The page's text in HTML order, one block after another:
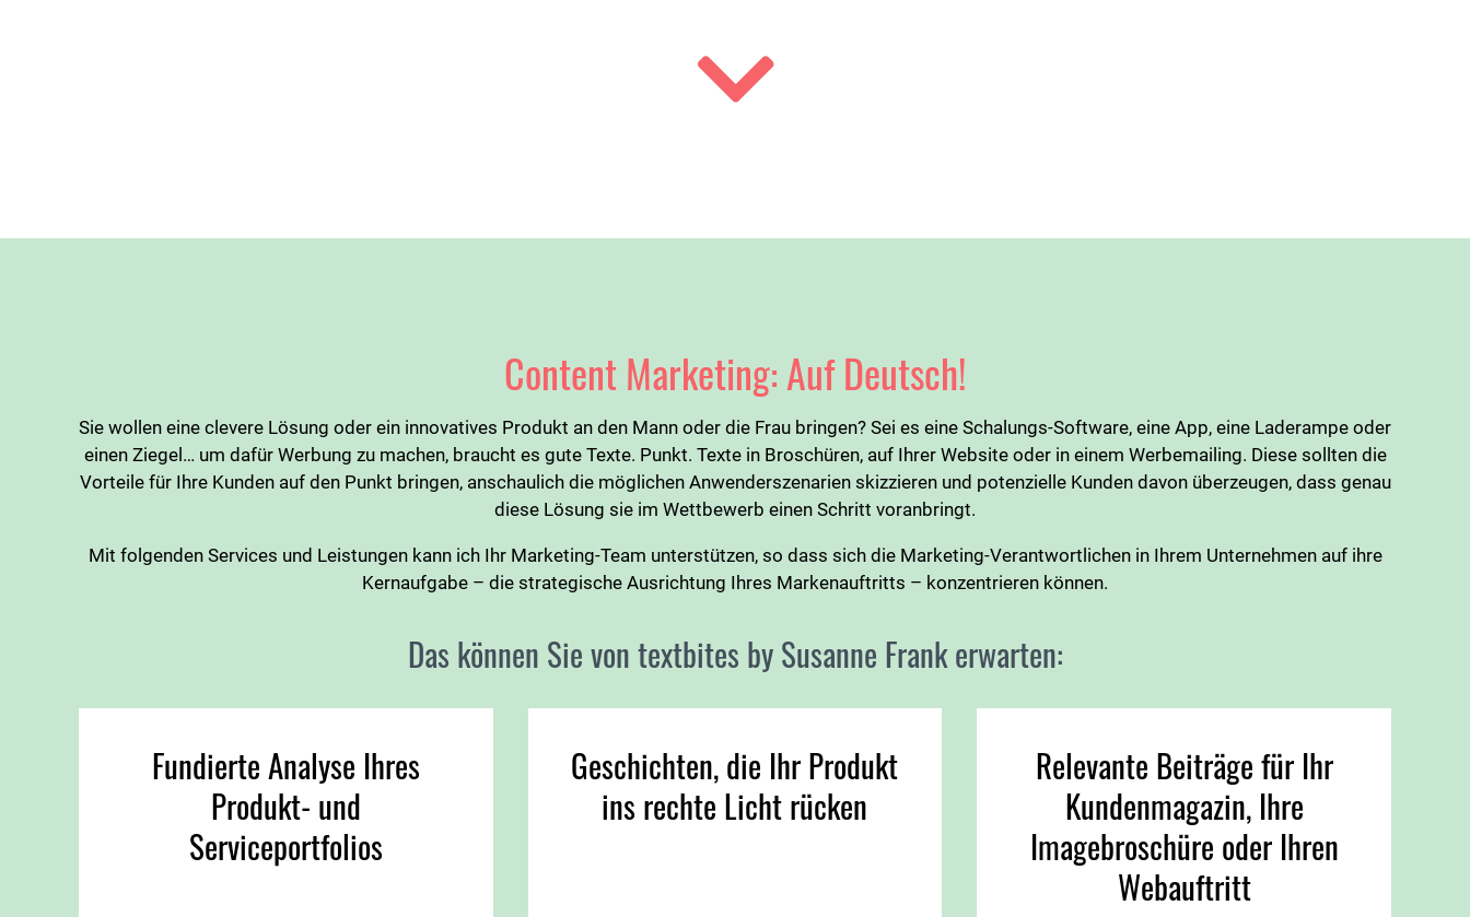
Content Marketing: Auf Deutsch!
Sie wollen eine clevere Lösung oder ein innovatives Produkt an den Mann oder die Frau bringen? Sei es eine Schalungs-Software, eine App, eine Laderampe oder
einen Ziegel… um dafür Werbung zu machen, braucht es gute Texte. Punkt. Texte in Broschüren, auf Ihrer Website oder in einem Werbemailing. Diese sollten die
Vorteile für Ihre Kunden auf den Punkt bringen, anschaulich die möglichen Anwenderszenarien skizzieren und potenzielle Kunden davon überzeugen, dass genau
diese Lösung sie im Wettbewerb einen Schritt voranbringt.
Mit folgenden Services und Leistungen kann ich Ihr Marketing-Team unterstützen, so dass sich die Marketing-Verantwortlichen in Ihrem Unternehmen auf ihre
Kernaufgabe – die strategische Ausrichtung Ihres Markenauftritts – konzentrieren können.
Das können Sie von textbites by Susanne Frank erwarten:
Fundierte Analyse Ihres
Produkt- und
Serviceportfolios
Geschichten, die Ihr Produkt
ins rechte Licht rücken
Relevante Beiträge für Ihr
Kundenmagazin, Ihre
Imagebroschüre oder Ihren
Webauftritt